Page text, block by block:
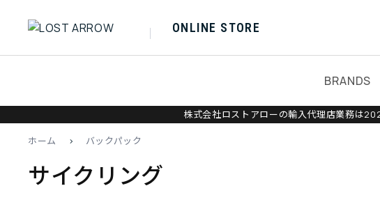
ONLINE STORE
BRANDS
株式会社ロストアローの輸入代理店業務は
ホーム > バックパック
サイクリング